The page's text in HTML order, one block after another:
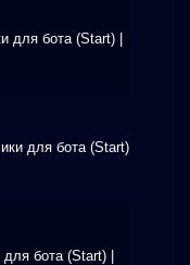
для бота (Start) |
для бота (Start)
бота (Start) |